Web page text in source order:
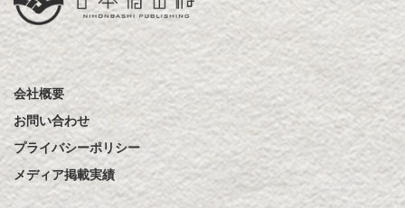
会社概要
お問い合わせ
プライバシーポリシー
メディア掲載実績